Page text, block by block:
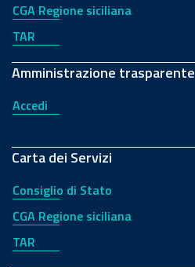
CGA Regione siciliana
TAR
Amministrazione trasparente
Accedi
Carta dei Servizi
Consiglio di Stato
CGA Regione siciliana
TAR